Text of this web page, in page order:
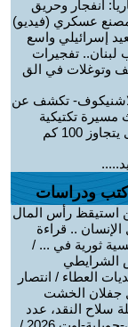
انفجار وحريق
عسكري (فيديو)
إسرائيلي واسع
لبنان.. تفجيرات
وتوغلات في الق
تكشف عن
مسيرة تكتيكية
100 كم
كتب ودراسات
استيقظ رأس المال
الإنسان .. قراءة
ثورية في ... /
الشرايطي
العطاء / انتصار
جفلان الخشت
سلاح النقد، عدد